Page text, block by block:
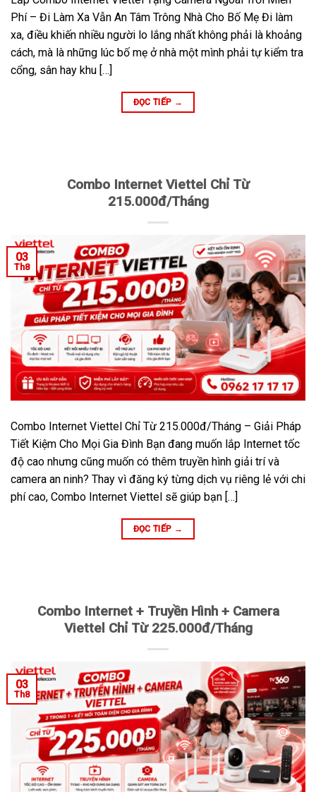
Phí – Đi Làm Xa Vẫn An Tâm Trông Nhà Cho Bố Mẹ Đi làm
xa, điều khiến nhiều người lo lắng nhất không phải là khoảng
cách, mà là những lúc bố mẹ ở nhà một mình phải tự kiểm tra
cổng, sân hay khu […]
ĐỌC TIẾP →
Combo Internet Viettel Chỉ Từ
215.000đ/Tháng
03
Th8
Combo Internet Viettel Chỉ Từ 215.000đ/Tháng – Giải Pháp
Tiết Kiệm Cho Mọi Gia Đình Bạn đang muốn lắp Internet tốc
độ cao nhưng cũng muốn có thêm truyền hình giải trí và
camera an ninh? Thay vì đăng ký từng dịch vụ riêng lẻ với chi
phí cao, Combo Internet Viettel sẽ giúp bạn […]
ĐỌC TIẾP →
Combo Internet + Truyền Hình + Camera
Viettel Chỉ Từ 225.000đ/Tháng
03
Th8